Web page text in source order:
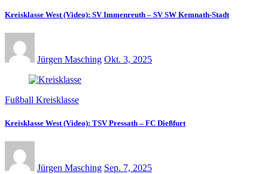
Kreisklasse West (Video): SV Immenreuth – SV SW Kemnath-Stadt
Jürgen Masching Okt. 3, 2025
Fußball Kreisklasse
Kreisklasse West (Video): TSV Pressath – FC Dießfurt
Jürgen Masching Sep. 7, 2025